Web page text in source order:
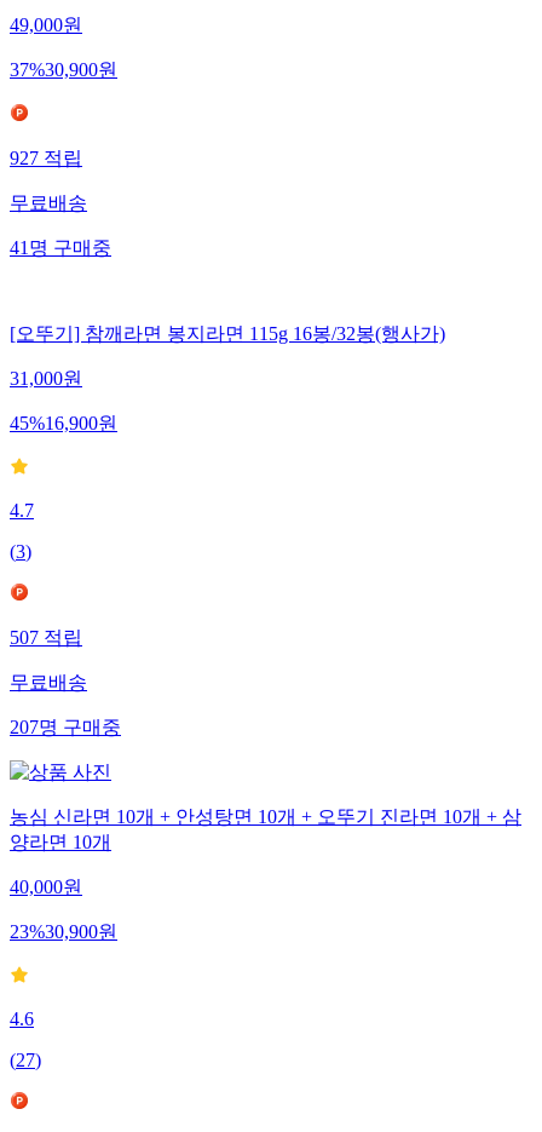
49,000원
37%30,900원
927적립
무료배송
41명구매중
[오뚜기] 참깨라면 봉지라면 115g 16봉/32봉(행사가)
31,000원
45%16,900원
4.7
(3)
507적립
무료배송
207명구매중
농심 신라면 10개 + 안성탕면 10개 + 오뚜기 진라면 10개 + 삼
양라면 10개
40,000원
23%30,900원
4.6
(27)